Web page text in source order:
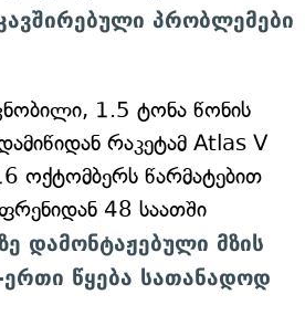
პრობლემები
1.5 ტონა წონის
რაკეტამ Atlas V
ოქტომბერს წარმატებით
48 საათში
დამონტაჟებული მზის
წყება სათანადოდ